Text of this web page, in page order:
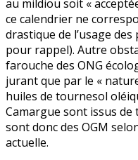
au mildiou soit «
ce calendrier ne
drastique de l’usage
pour rappel). Autre
farouche des ONG
jurant que par le «
huiles de tournesol
Camargue sont issus
sont donc des OGM
actuelle.